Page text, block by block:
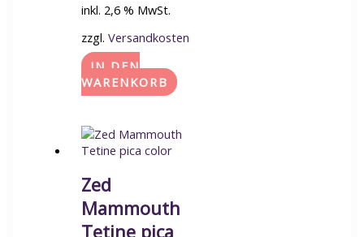
inkl. 2,6 % MwSt.
zzgl. Versandkosten
IN DEN
WARENKORB
Zed
Mammouth
Tetine pica